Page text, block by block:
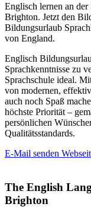
Englisch lernen an
Brighton. Jetzt den
Bildungsurlaub
von England.
Englisch
Sprachkenntnisse zu
Sprachschule ideal.
von modernen,
auch noch Spaß
höchste Priorität –
persönlichen
Qualitätsstandards.
E-Mail senden
The English
Brighton